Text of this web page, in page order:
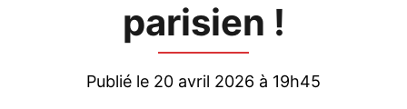
parisien !
Publié le 20 avril 2026 à 19h45